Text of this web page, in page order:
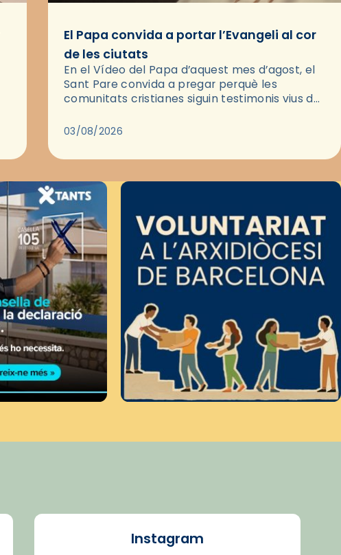
El Papa convida a portar l’Evangeli al cor
de les ciutats
En el Vídeo del Papa d’aquest mes d’agost, el
Sant Pare convida a pregar perquè les
comunitats cristianes siguin testimonis vius de
pregària, el…
03/08/2026
Instagram